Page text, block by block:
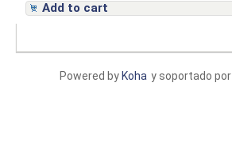
Add to cart
y soportado por
Powered by Koha